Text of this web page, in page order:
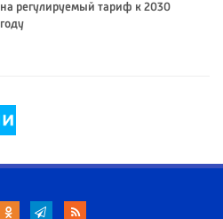
на регулируемый тариф к 2030
году